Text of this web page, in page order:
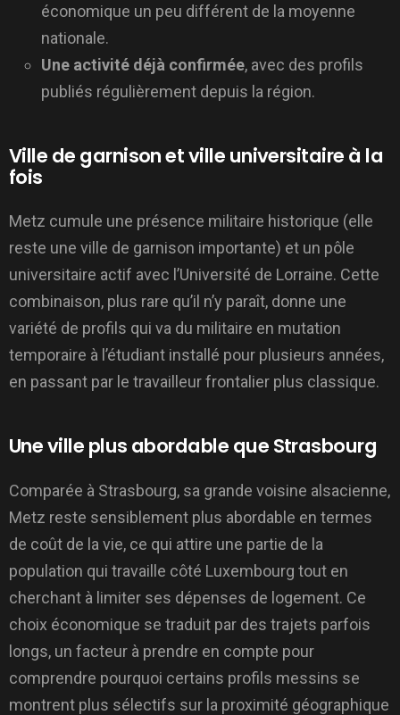
économique un peu différent de la moyenne
nationale.
Une activité déjà confirmée, avec des profils
publiés régulièrement depuis la région.
Ville de garnison et ville universitaire à la
fois
Metz cumule une présence militaire historique (elle
reste une ville de garnison importante) et un pôle
universitaire actif avec l’Université de Lorraine. Cette
combinaison, plus rare qu’il n’y paraît, donne une
variété de profils qui va du militaire en mutation
temporaire à l’étudiant installé pour plusieurs années,
en passant par le travailleur frontalier plus classique.
Une ville plus abordable que Strasbourg
Comparée à Strasbourg, sa grande voisine alsacienne,
Metz reste sensiblement plus abordable en termes
de coût de la vie, ce qui attire une partie de la
population qui travaille côté Luxembourg tout en
cherchant à limiter ses dépenses de logement. Ce
choix économique se traduit par des trajets parfois
longs, un facteur à prendre en compte pour
comprendre pourquoi certains profils messins se
montrent plus sélectifs sur la proximité géographique